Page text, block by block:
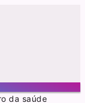
da saúde